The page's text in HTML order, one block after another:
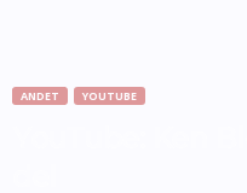
ANDET YOUTUBE